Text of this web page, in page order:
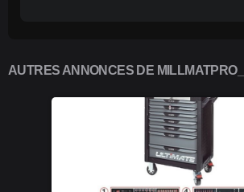
AUTRES ANNONCES DE